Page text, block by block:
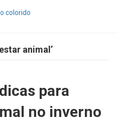
animal’
para
no inverno